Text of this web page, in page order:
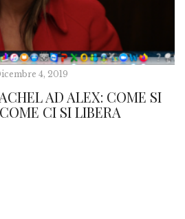
4, 2019
AD ALEX: COME SI
CI SI LIBERA